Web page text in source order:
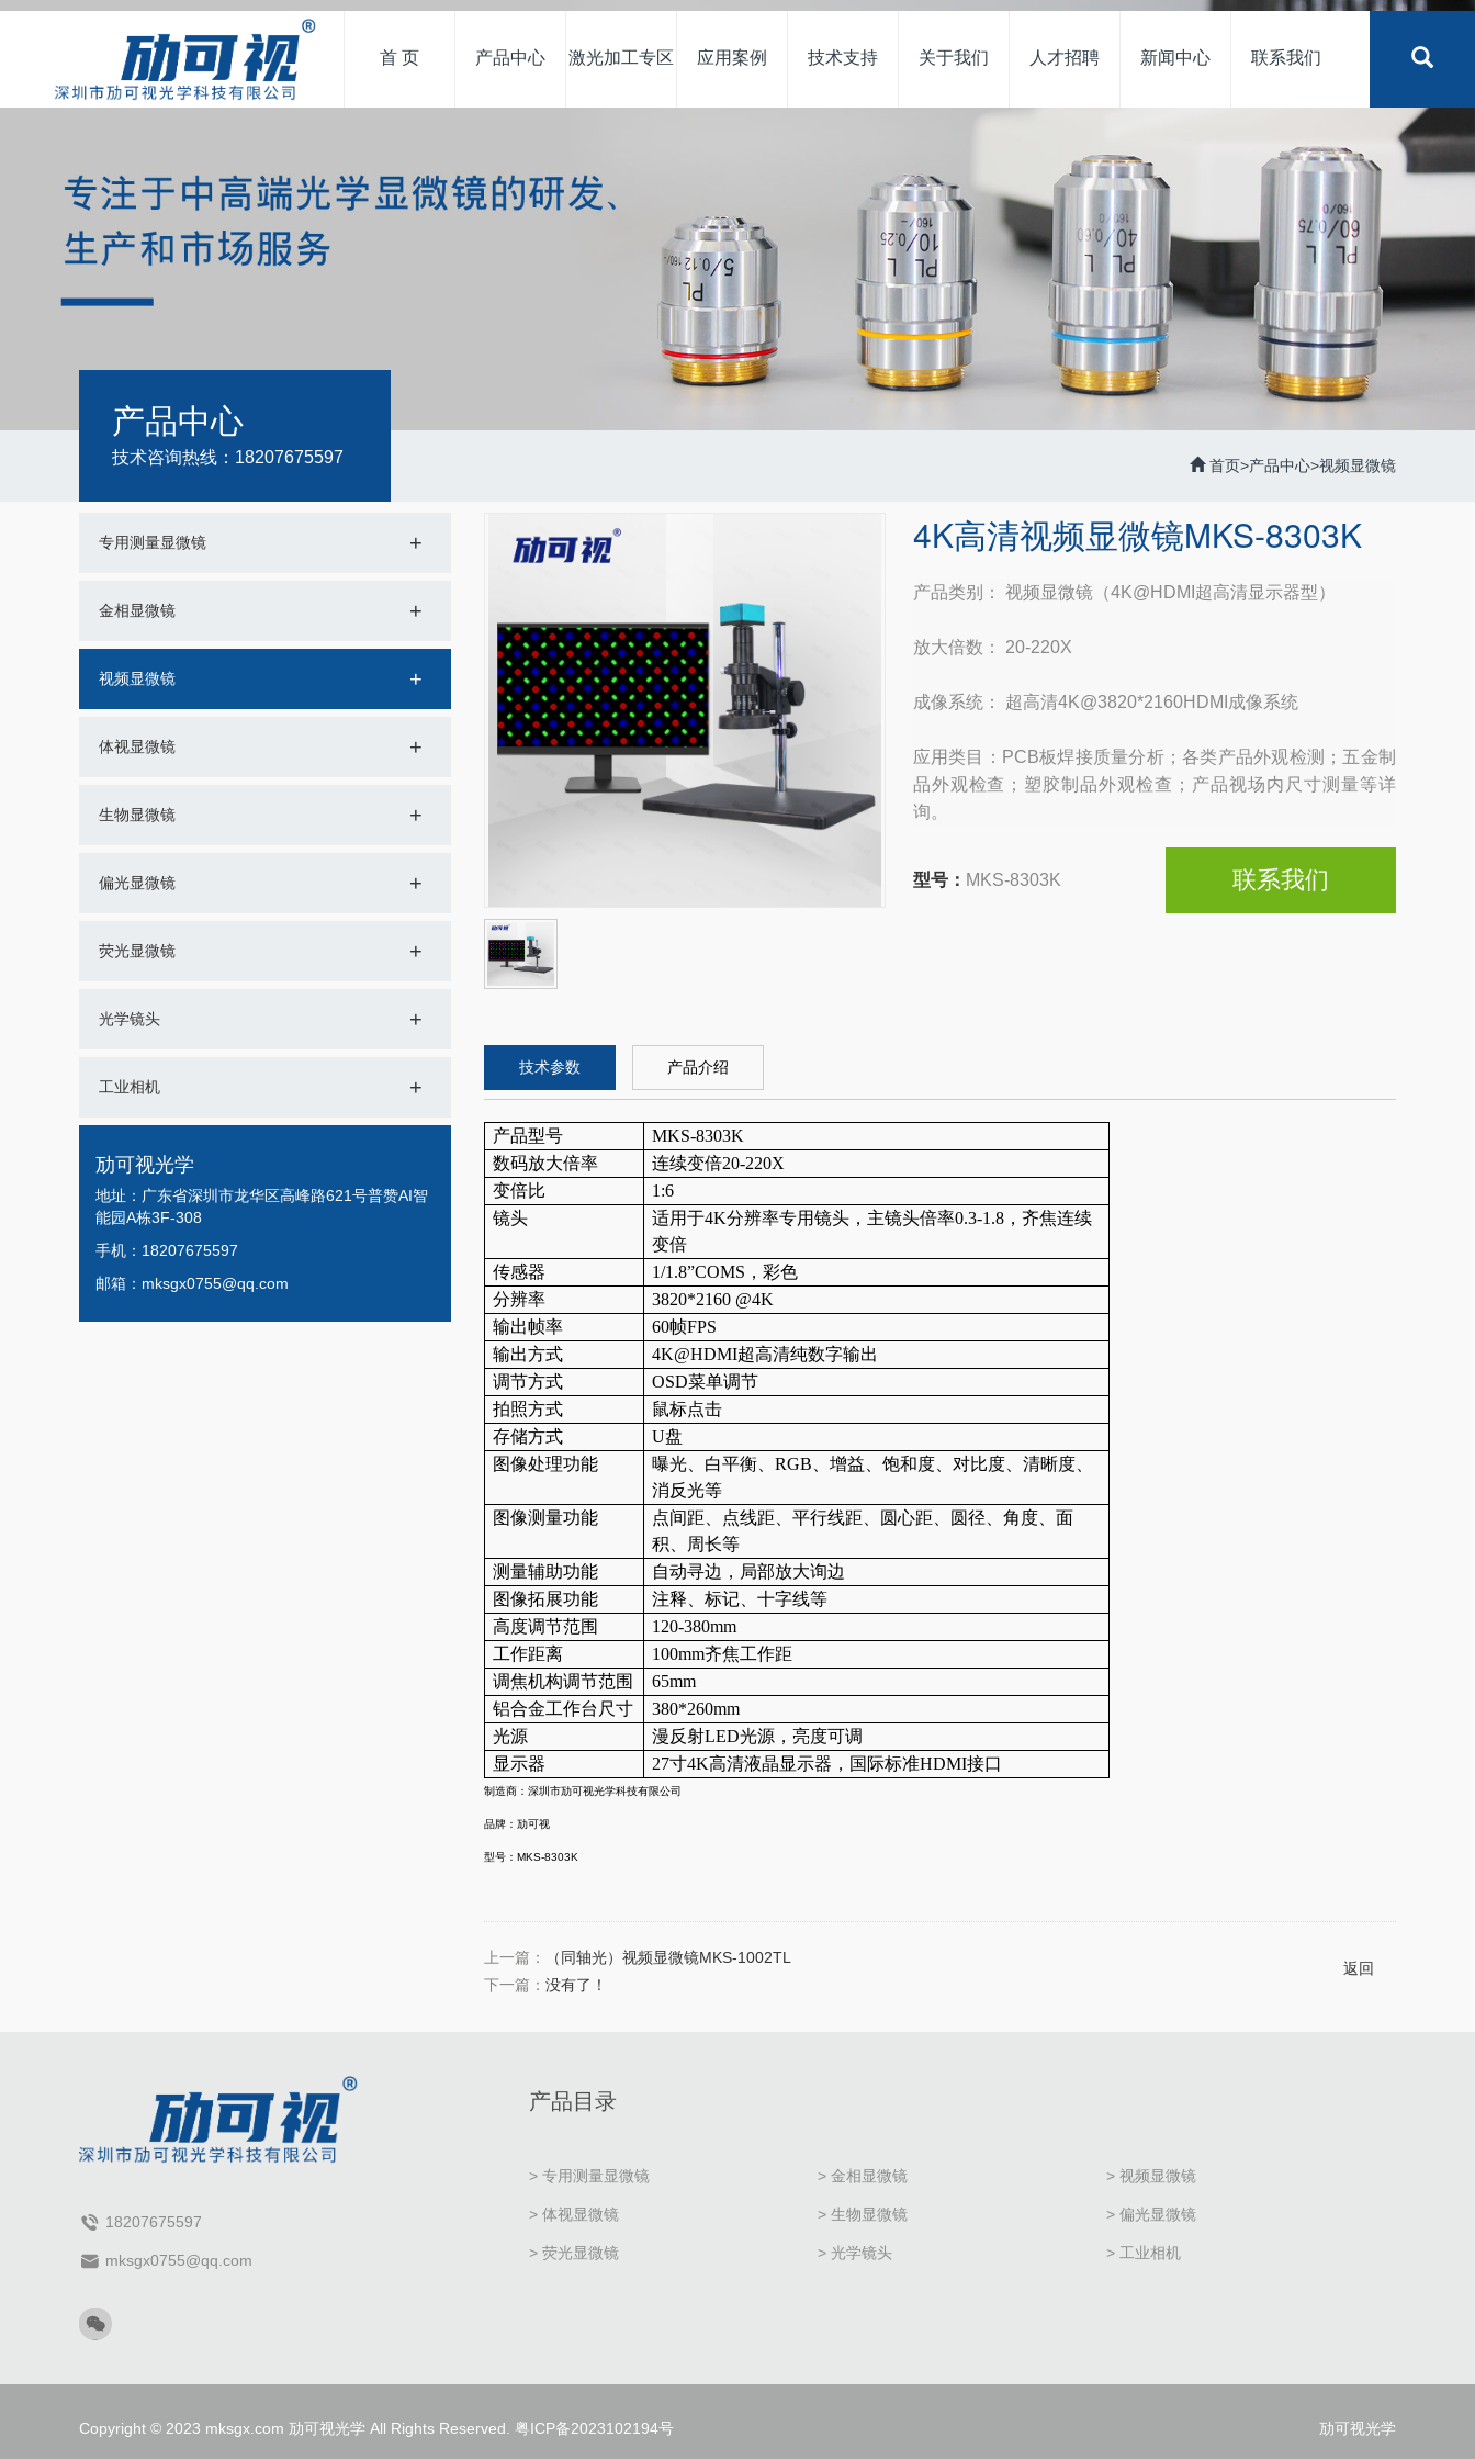
首 页 产品中心 激光加工专区 应用案例 技术支持 关于我们 人才招聘 新闻中心 联系我们
产品中心
技术咨询热线：18207675597 首页>产品中心>视频显微镜
专用测量显微镜 +
金相显微镜 +
视频显微镜 +
体视显微镜 +
生物显微镜 +
偏光显微镜 +
荧光显微镜 +
光学镜头 +
工业相机 +
劢可视光学
地址：广东省深圳市龙华区高峰路621号普赞AI智
能园A栋3F-308
手机：18207675597
邮箱：mksgx0755@qq.com
4K高清视频显微镜MKS-8303K
产品类别： 视频显微镜（4K@HDMI超高清显示器型）
放大倍数： 20-220X
成像系统： 超高清4K@3820*2160HDMI成像系统
应用类目：PCB板焊接质量分析；各类产品外观检测；五金制
品外观检查；塑胶制品外观检查；产品视场内尺寸测量等详
询。
型号： MKS-8303K 联系我们
技术参数 产品介绍
产品型号
MKS-8303K
数码放大倍率
连续变倍20-220X
变倍比
1:6
镜头
适用于4K分辨率专用镜头，主镜头倍率0.3-1.8，齐焦连续
变倍
传感器
1/1.8”COMS ，彩色
分辨率
3820*2160 @4K
输出帧率
60帧FPS
输出方式
4K@HDMI超高清纯数字输出
调节方式
OSD菜单调节
拍照方式
鼠标点击
存储方式
U盘
图像处理功能
曝光、白平衡、 RGB、增益、饱和度、对比度、清晰度、
消反光等
图像测量功能
点间距、点线距、平行线距、圆心距、圆径、角度、面
积、周长等
测量辅助功能
自动寻边，局部放大询边
图像拓展功能
注释、标记、十字线等
高度调节范围
120-380mm
工作距离
100mm齐焦工作距
调焦机构调节范围
65mm
铝合金工作台尺寸
380*260mm
光源
漫反射LED光源，亮度可调
显示器
27寸4K高清液晶显示器，国际标准HDMI接口
制造商：深圳市劢可视光学科技有限公司
品牌：劢可视
型号：MKS-8303K
上一篇：
（同轴光）视频显微镜MKS-1002TL
下一篇： 没有了！
返回
18207675597
mksgx0755@qq.com
产品目录
> 专用测量显微镜 > 金相显微镜 > 视频显微镜
> 体视显微镜 > 生物显微镜 > 偏光显微镜
> 荧光显微镜 > 光学镜头 > 工业相机
Copyright © 2023 mksgx.com 劢可视光学 All Rights Reserved. 粤ICP备2023102194号 劢可视光学